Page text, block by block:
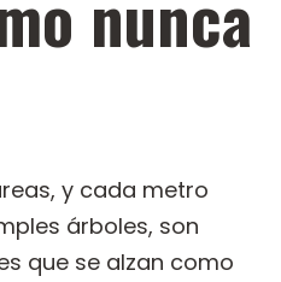
y cada metro
árboles, son
que se alzan como